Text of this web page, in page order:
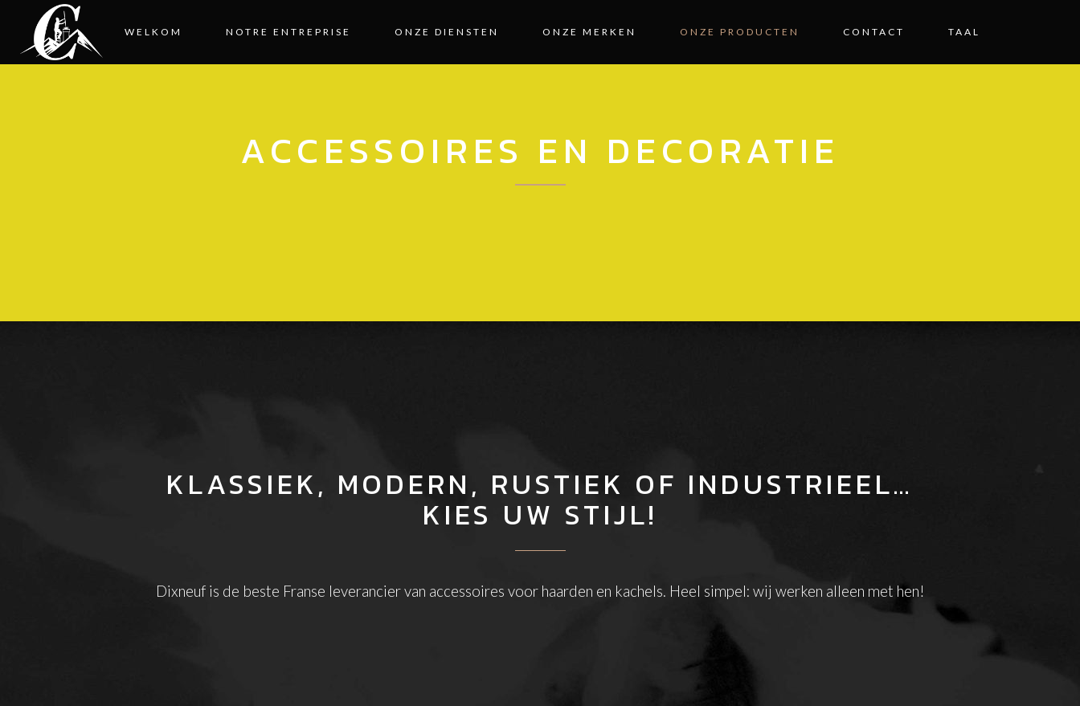
WELKOM NOTRE ENTREPRISE ONZE DIENSTEN ONZE MERKEN ONZE PRODUCTEN CONTACT TAAL
ACCESSOIRES EN DECORATIE
KLASSIEK, MODERN, RUSTIEK OF INDUSTRIEEL…
KIES UW STIJL!
Dixneuf is de beste Franse leverancier van accessoires voor haarden en kachels. Heel simpel: wij werken alleen met hen!